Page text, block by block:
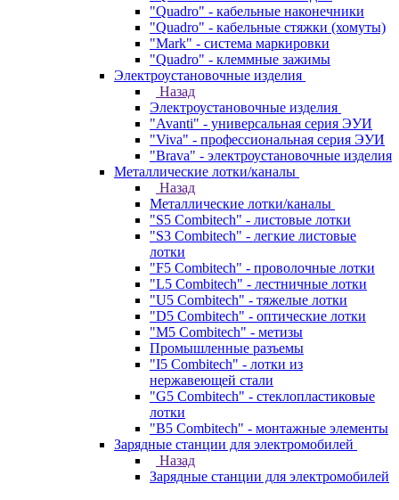
"Quadro" - кабельные наконечники
"Quadro" - кабельные стяжки (хомуты)
"Mark" - система маркировки
"Quadro" - клеммные зажимы
Электроустановочные изделия
Назад
Электроустановочные изделия
"Avanti" - универсальная серия ЭУИ
"Viva" - профессиональная серия ЭУИ
"Brava" - электроустановочные изделия
Металлические лотки/каналы
Назад
Металлические лотки/каналы
"S5 Combitech" - листовые лотки
"S3 Combitech" - легкие листовые
лотки
"F5 Combitech" - проволочные лотки
"L5 Combitech" - лестничные лотки
"U5 Combitech" - тяжелые лотки
"D5 Combitech" - оптические лотки
"M5 Combitech" - метизы
Промышленные разъемы
"I5 Combitech" - лотки из
нержавеющей стали
"G5 Combitech" - стеклопластиковые
лотки
"B5 Combitech" - монтажные элементы
Зарядные станции для электромобилей
Назад
Зарядные станции для электромобилей